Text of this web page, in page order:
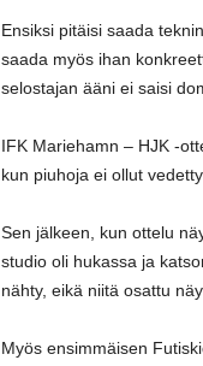
Ensiksi pitäisi saada
saada myös ihan
selostajan ääni ei saisi
IFK Mariehamn – HJK -
kun piuhoja ei ollut
Sen jälkeen, kun ottelu
studio oli hukassa ja
nähty, eikä niitä osattu
Myös ensimmäisen